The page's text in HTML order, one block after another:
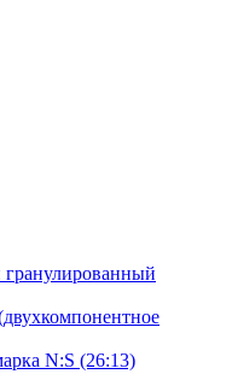
N:S (26:13)